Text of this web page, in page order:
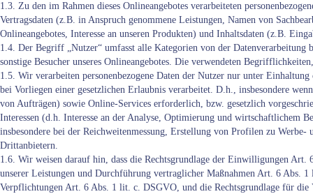
1.3. Zu den im Rahmen dieses Onlineangebotes verarbeiteten
Vertragsdaten (z.B. in Anspruch genommene Leistungen, Namen von
Onlineangebotes, Interesse an unseren Produkten) und Inhaltsdaten (z.B.
1.4. Der Begriff „Nutzer“ umfasst alle Kategorien von der Datenverarbeitung
sonstige Besucher unseres Onlineangebotes. Die verwendeten
1.5. Wir verarbeiten personenbezogene Daten der Nutzer nur unter
bei Vorliegen einer gesetzlichen Erlaubnis verarbeitet. D.h., insbesondere
von Aufträgen) sowie Online-Services erforderlich, bzw. gesetzlich
Interessen (d.h. Interesse an der Analyse, Optimierung und wirtschaftlichem
insbesondere bei der Reichweitenmessung, Erstellung von Profilen zu
Drittanbietern.
1.6. Wir weisen darauf hin, dass die Rechtsgrundlage der Einwilligungen
unserer Leistungen und Durchführung vertraglicher Maßnahmen Art. 6 Abs.
Verpflichtungen Art. 6 Abs. 1 lit. c. DSGVO, und die Rechtsgrundlage für